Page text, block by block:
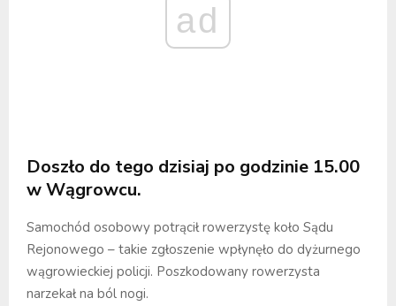
ad
Doszło do tego dzisiaj po godzinie 15.00
w Wągrowcu.
Samochód osobowy potrącił rowerzystę koło Sądu
Rejonowego – takie zgłoszenie wpłynęło do dyżurnego
wągrowieckiej policji. Poszkodowany rowerzysta
narzekał na ból nogi.